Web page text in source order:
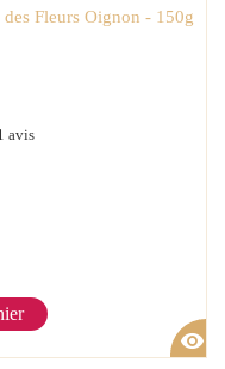
Fleurs Oignon - 150g
avis
visibility